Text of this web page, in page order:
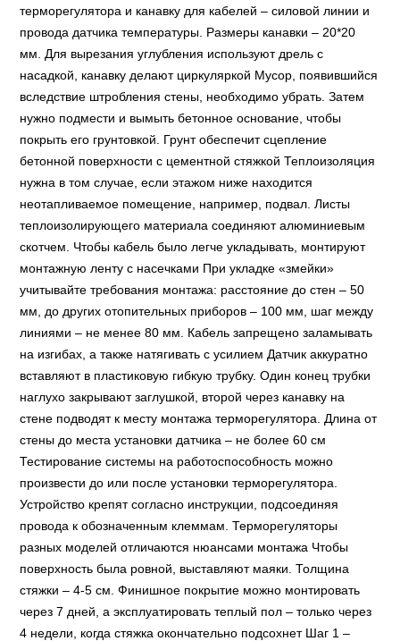
терморегулятора и канавку для кабелей – силовой линии и
провода датчика температуры. Размеры канавки – 20*20
мм. Для вырезания углубления используют дрель с
насадкой, канавку делают циркуляркой Мусор, появившийся
вследствие штробления стены, необходимо убрать. Затем
нужно подмести и вымыть бетонное основание, чтобы
покрыть его грунтовкой. Грунт обеспечит сцепление
бетонной поверхности с цементной стяжкой Теплоизоляция
нужна в том случае, если этажом ниже находится
неотапливаемое помещение, например, подвал. Листы
теплоизолирующего материала соединяют алюминиевым
скотчем. Чтобы кабель было легче укладывать, монтируют
монтажную ленту с насечками При укладке «змейки»
учитывайте требования монтажа: расстояние до стен – 50
мм, до других отопительных приборов – 100 мм, шаг между
линиями – не менее 80 мм. Кабель запрещено заламывать
на изгибах, а также натягивать с усилием Датчик аккуратно
вставляют в пластиковую гибкую трубку. Один конец трубки
наглухо закрывают заглушкой, второй через канавку на
стене подводят к месту монтажа терморегулятора. Длина от
стены до места установки датчика – не более 60 см
Тестирование системы на работоспособность можно
произвести до или после установки терморегулятора.
Устройство крепят согласно инструкции, подсоединяя
провода к обозначенным клеммам. Терморегуляторы
разных моделей отличаются нюансами монтажа Чтобы
поверхность была ровной, выставляют маяки. Толщина
стяжки – 4-5 см. Финишное покрытие можно монтировать
через 7 дней, а эксплуатировать теплый пол – только через
4 недели, когда стяжка окончательно подсохнет Шаг 1 –